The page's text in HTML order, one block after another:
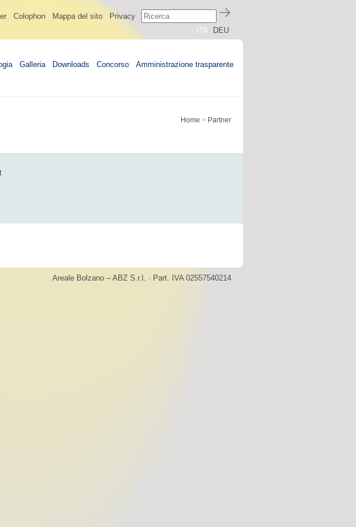
Colophon Mappa del sito
Privacy
ITA
DEU
Galleria Downloads Concorso Amministrazione trasparente
Home > Partner
Areale Bolzano – ABZ S.r.l. · Part. IVA 02557540214